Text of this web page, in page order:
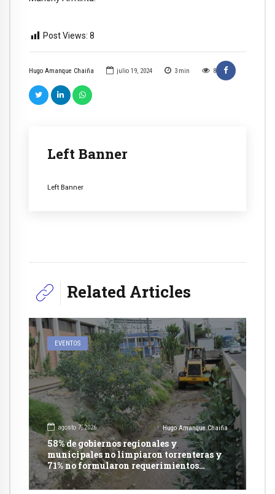
Hugo Amanque Chaiña julio 19, 2024 3 min 8
Left Banner
Left Banner
Post Views: 8
Related Articles
EVENTOS
agosto 7, 2026 Hugo Amanque Chaiña
58% de gobiernos regionales y
municipales no limpiaron torrenteras y
71% no formularon requerimientos
presupuestales afirma informe de
Contraloría